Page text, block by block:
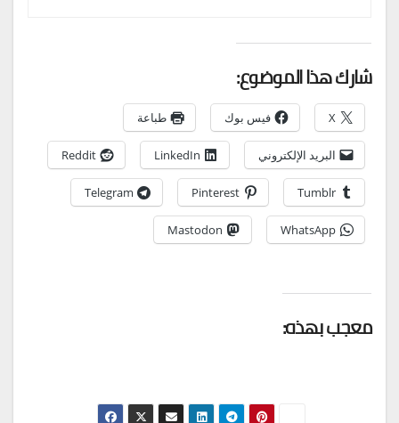
شارك هذا الموضوع:
X فيس بوك طباعة
البريد الإلكتروني LinkedIn
Reddit
Tumblr
Pinterest
Telegram
WhatsApp
Mastodon
معجب بهذه: